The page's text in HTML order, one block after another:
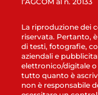
La riproduzione dei
riservata. Pertanto,
di testi, fotografie,
aziendali e
elettronico/digitale o
tutto quanto è
non è responsabile